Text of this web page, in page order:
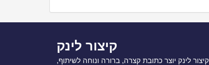
קיצור לינק
קיצור לינק יוצר כתובת קצרה, ברורה ונוחה לשיתוף,